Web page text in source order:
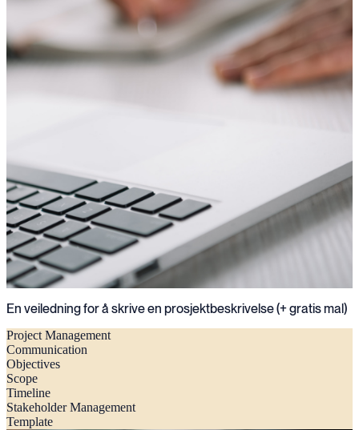
En veiledning for å skrive en prosjektbeskrivelse (+ gratis mal)
Project Management
Communication
Objectives
Scope
Timeline
Stakeholder Management
Template